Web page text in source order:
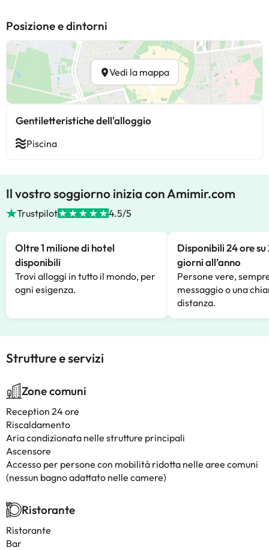
Posizione e dintorni
Vedi la mappa
Gentiletteristiche dell'alloggio
Piscina
Il vostro soggiorno inizia con Amimir.com
Trustpilot 4.5/5
Oltre 1 milione di hotel
disponibili
Trovi alloggi in tutto il mondo, per
ogni esigenza.
Disponibili 24 ore su
giorni all’anno
Persone vere,
messaggio o una
distanza.
Strutture e servizi
Zone comuni
Reception 24 ore
Riscaldamento
Aria condizionata nelle strutture principali
Ascensore
Accesso per persone con mobilità ridotta nelle aree comuni
(nessun bagno adattato nelle camere)
Ristorante
Ristorante
Bar